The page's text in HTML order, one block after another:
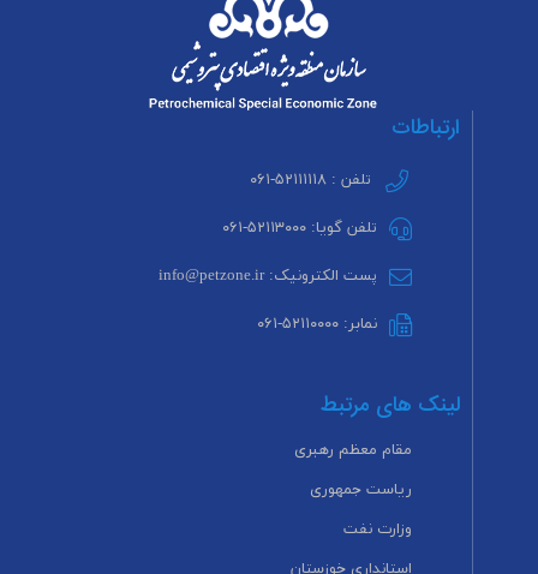
ارتباطات
تلفن : ۵۲۱۱۱۱۱۸-۰۶۱
تلفن گویا: ۵۲۱۱۳۰۰۰-۰۶۱
پست الکترونیک: info@petzone.ir
نمابر: ۵۲۱۱۰۰۰۰-۰۶۱
لینک های مرتبط
مقام معظم رهبری
ریاست جمهوری
وزارت نفت
استانداری خوزستان